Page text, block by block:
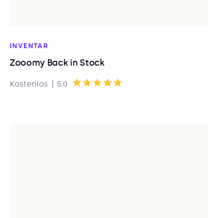
INVENTAR
Zooomy Back in Stock
Kostenlos | 5.0